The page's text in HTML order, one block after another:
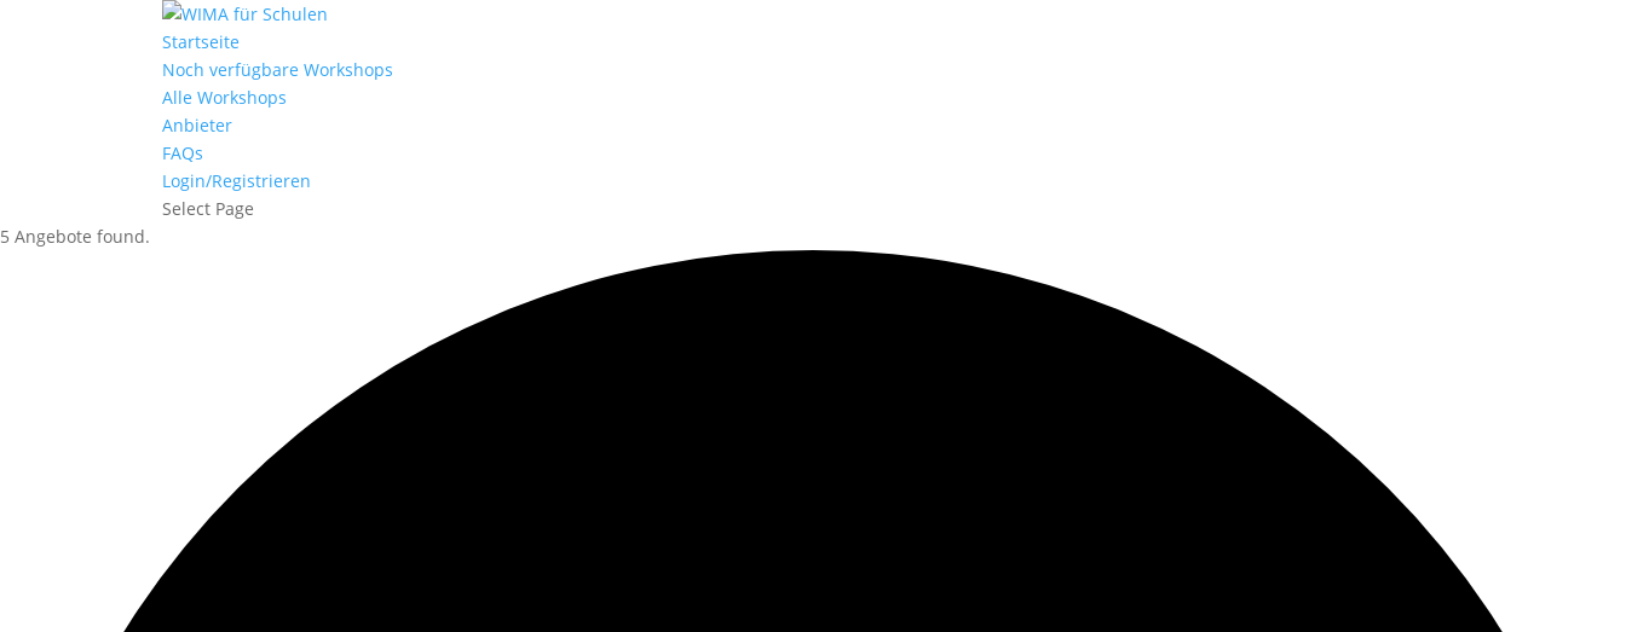
Startseite
Noch verfügbare Workshops
Alle Workshops
Anbieter
FAQs
Login/Registrieren
Select Page
5 Angebote found.